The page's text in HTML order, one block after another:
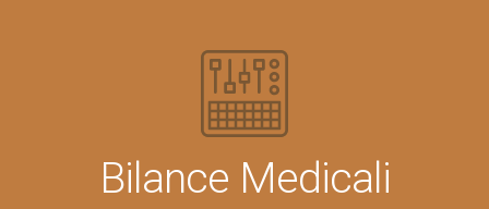
Bilance Medicali